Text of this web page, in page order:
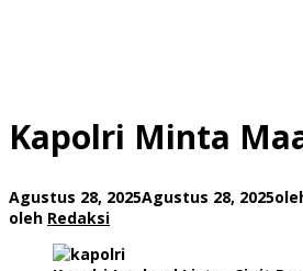
Kapolri Minta
Agustus 28, 2025Agustus 28, 2025
oleh Redaksi